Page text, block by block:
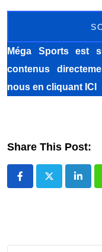
Méga Sportsest
contenus
nous en cliquant ICI
Share This Post: